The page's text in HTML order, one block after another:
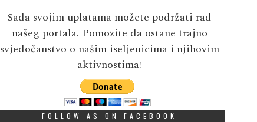
Sada svojim uplatama možete podržati rad
našeg portala. Pomozite da ostane trajno
svjedočanstvo o našim iseljenicima i njihovim
aktivnostima!
FOLLOW AS ON FACEBOOK